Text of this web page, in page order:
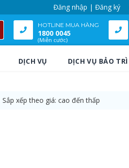
Đăng nhập | Đăng ký
HOTLINE MUA HÀNG
1800 0045
(Miễn cước)
DỊCH VỤ DỊCH VỤ BẢO TRÌ
Sắp xếp theo giá: cao đến thấp